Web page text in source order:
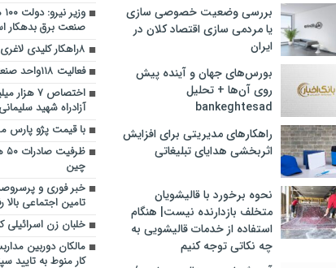
بررسی وضعیت خصوصی سازی
یا مردمی سازی اقتصاد کلان در
ایران
بورس‌های جهان و آینده پیش
روی آن‌ها + تحلیل
bankeghtesad
راهکارهای مدیریتی برای افزایش
اثربخشی هدایای تبلیغاتی
نحوه برخورد با قالیشویان
متخلف بازدارنده نیست| هنگام
استفاده از خدمات قالیشویی به
چه نکاتی توجه کنیم
صنعت برق بدهکار
۸راهکار کلیدی لاغری برای تنبل ها
فعالیت ۱۱۸واحد صنعتی دانش بنیان در قزوین
اختصاص ۷
آزادراه شهید سلیمانی
با قیمت پژو پارس
چین
خبر فوری و
تامین اجتماعی بالا
خلبان زن
مالکان دوربین
کار منوط به تایید